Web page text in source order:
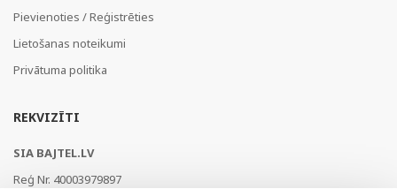
Pievienoties / Reģistrēties
Lietošanas noteikumi
Privātuma politika
REKVIZĪTI
SIA BAJTEL.LV
Reģ Nr. 40003979897